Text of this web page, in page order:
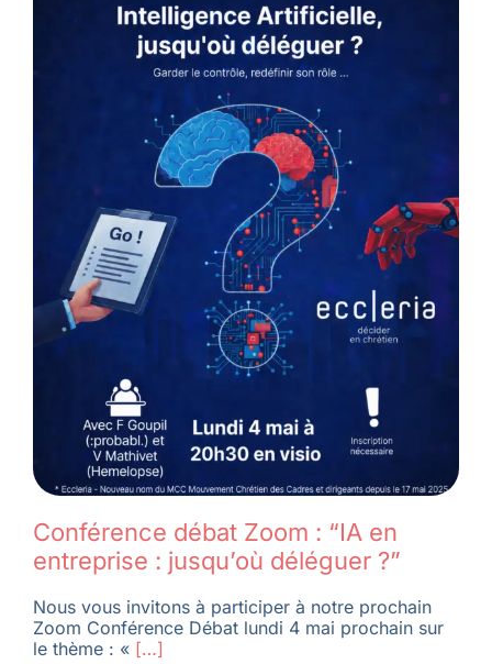
Conférence débat Zoom : “IA en
entreprise : jusqu’où déléguer ?”
Nous vous invitons à participer à notre prochain
Zoom Conférence Débat lundi 4 mai prochain sur
le thème : «[…]